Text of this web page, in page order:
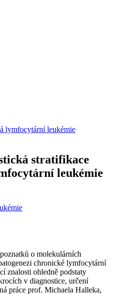
lymfocytární leukémie
stratifikace
leukémie
o molekulárních
chronické lymfocytární
znalosti ohledně podstaty
v diagnostice, určení
práce prof. Michaela Halleka,